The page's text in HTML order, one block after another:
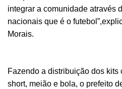
integrar a comunidade através
nacionais que é o futebol”,
Morais.
Fazendo a distribuição dos kits
short, meião e bola, o prefeito